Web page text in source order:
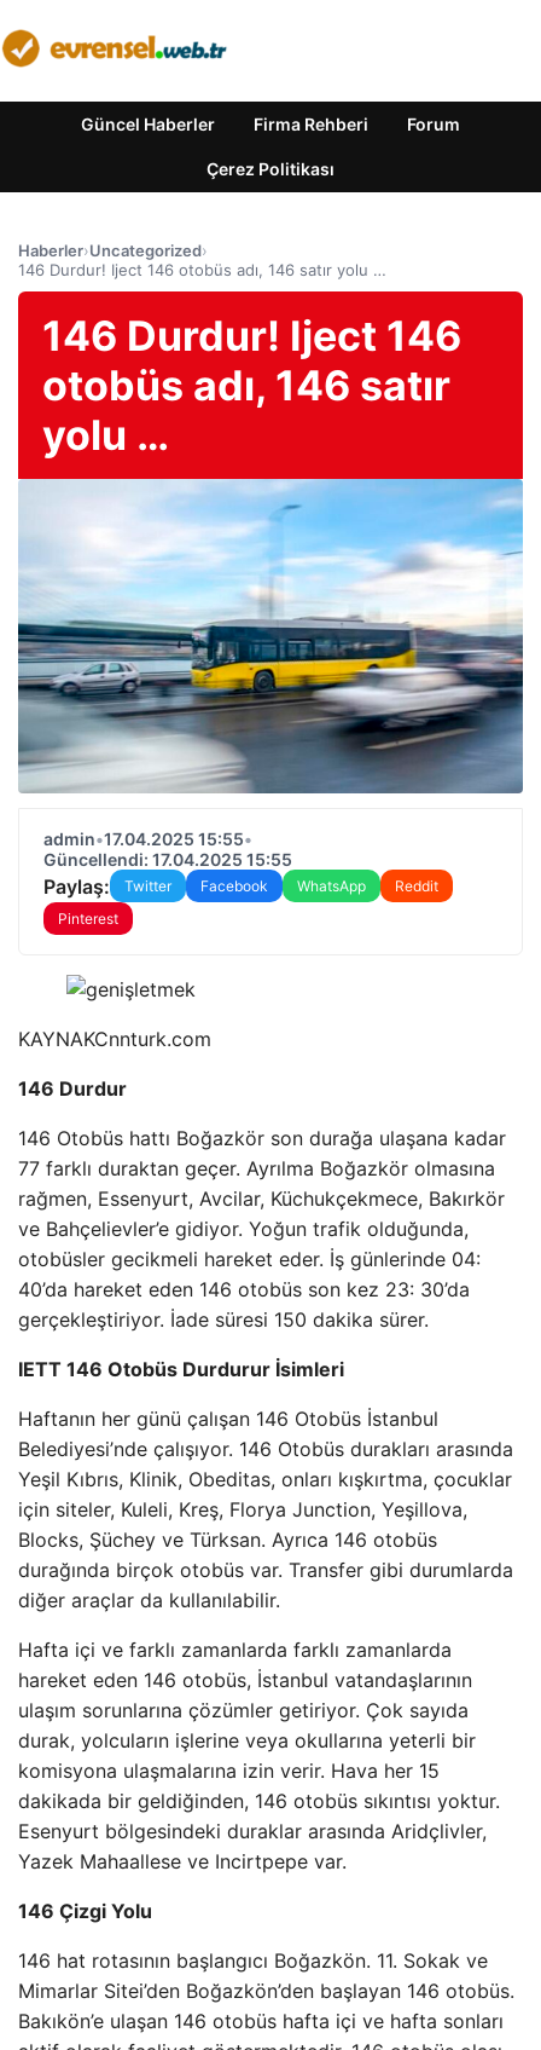
Güncel Haberler Firma Rehberi Forum
Çerez Politikası
Haberler›Uncategorized›
146 Durdur! Iject 146 otobüs adı, 146 satır yolu …
146 Durdur! Iject 146
otobüs adı, 146 satır
yolu …
admin•17.04.2025 15:55•
Güncellendi: 17.04.2025 15:55
Paylaş: Twitter Facebook WhatsApp
Reddit
Pinterest
KAYNAKCnnturk.com
146 Durdur
146 Otobüs hattı Boğazkör son durağa ulaşana kadar
77 farklı duraktan geçer. Ayrılma Boğazkör olmasına
rağmen, Essenyurt, Avcilar, Küchukçekmece, Bakırkör
ve Bahçelievler’e gidiyor. Yoğun trafik olduğunda,
otobüsler gecikmeli hareket eder. İş günlerinde 04:
40’da hareket eden 146 otobüs son kez 23: 30’da
gerçekleştiriyor. İade süresi 150 dakika sürer.
IETT 146 Otobüs Durdurur İsimleri
Haftanın her günü çalışan 146 Otobüs İstanbul
Belediyesi’nde çalışıyor. 146 Otobüs durakları arasında
Yeşil Kıbrıs, Klinik, Obeditas, onları kışkırtma, çocuklar
için siteler, Kuleli, Kreş, Florya Junction, Yeşillova,
Blocks, Şüchey ve Türksan. Ayrıca 146 otobüs
durağında birçok otobüs var. Transfer gibi durumlarda
diğer araçlar da kullanılabilir.
Hafta içi ve farklı zamanlarda farklı zamanlarda
hareket eden 146 otobüs, İstanbul vatandaşlarının
ulaşım sorunlarına çözümler getiriyor. Çok sayıda
durak, yolcuların işlerine veya okullarına yeterli bir
komisyona ulaşmalarına izin verir. Hava her 15
dakikada bir geldiğinden, 146 otobüs sıkıntısı yoktur.
Esenyurt bölgesindeki duraklar arasında Aridçlivler,
Yazek Mahaallese ve Incirtpepe var.
146 Çizgi Yolu
146 hat rotasının başlangıcı Boğazkön. 11. Sokak ve
Mimarlar Sitei’den Boğazkön’den başlayan 146 otobüs.
Bakıkön’e ulaşan 146 otobüs hafta içi ve hafta sonları